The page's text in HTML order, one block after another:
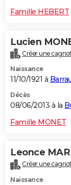
Famille HEBERT
Lucien
Créer une
Naissance
11/10/1921 à
Décès
08/06/2013 à la
Famille MONET
Leonce
Créer une
Naissance